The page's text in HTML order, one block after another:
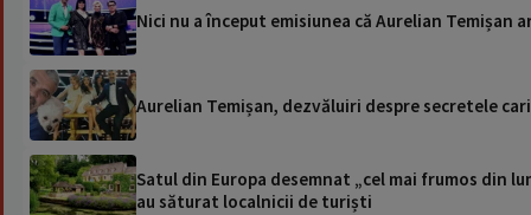
Nici nu a început emisiunea că Aurelian
Aurelian Temișan, dezvăluiri despre secretele
Satul din Europa desemnat „cel mai frumos din
au săturat localnicii de turiști